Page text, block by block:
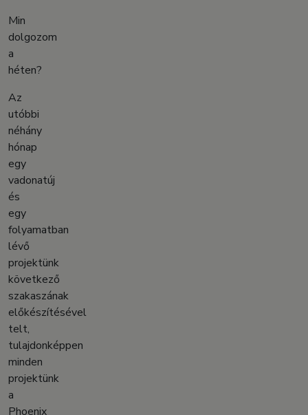
Min
dolgozom
a
héten?
Az
utóbbi
néhány
hónap
egy
vadonatúj
és
egy
folyamatban
lévő
projektünk
következő
szakaszának
előkészítésével
telt,
tulajdonképpen
minden
projektünk
a
Phoenix